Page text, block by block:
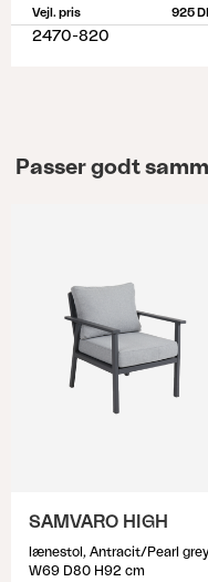
Vejl. pris 925
2470-820
Passer godt
SAMVARO HIGH
lænestol, Antracit/Pearl grey
W69 D80 H92 cm